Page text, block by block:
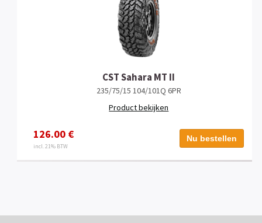
CST Sahara MT II
235/75/15 104/101Q 6PR
Product bekijken
126.00 €
incl. 21% BTW
Nu bestellen